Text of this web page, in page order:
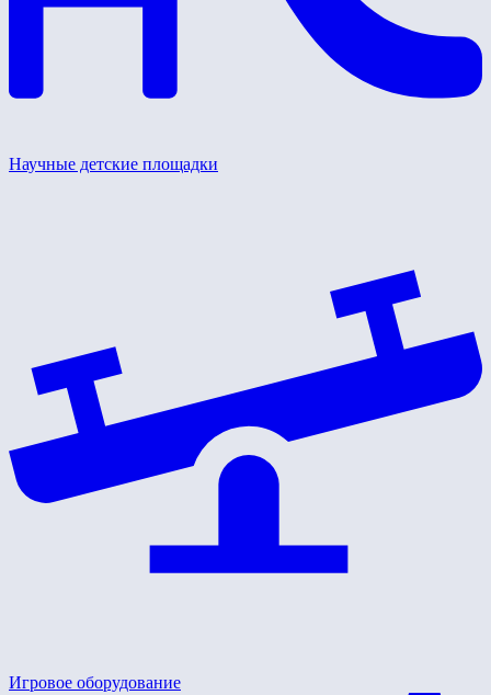
Научные детские площадки
Игровое оборудование